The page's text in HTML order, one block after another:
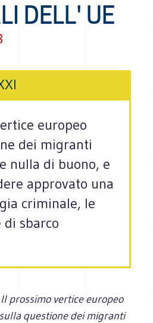
DELL' UE
europeo
dei migranti
nulla di buono, e
approvato una
criminale, le
sbarco
Il prossimo vertice europeo
sulla questione dei migranti